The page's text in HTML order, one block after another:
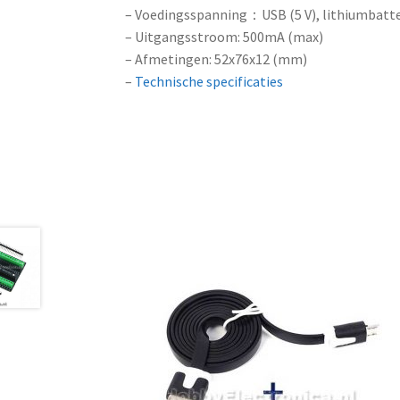
– Voedingsspanning：USB (5 V),
– Uitgangsstroom: 500mA (max)
– Afmetingen: 52x76x12 (mm)
– Technische specificaties